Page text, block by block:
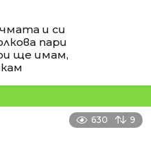
и си
пари
ще имам,
630 9